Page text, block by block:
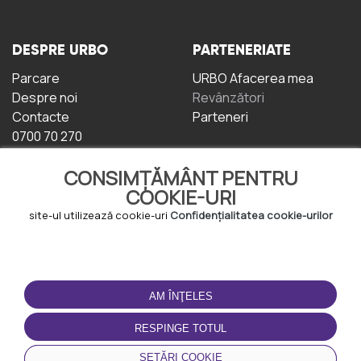
CONSIMȚĂMÂNT PENTRU
COOKIE-URI
site-ul utilizează cookie-uri Confidențialitatea cookie-urilor
AM ÎNŢELES
RESPINGE TOTUL
SETĂRI COOKIE
DESPRE URBO
Parcare
Despre noi
Contacte
0700 70 270
PARTENERIATE
URBO Afacerea mea
Revânzători
Parteneri
TERMENI DE UTILIZARE
Termeni și condiții
Politica de
Confidențialitate
Politica de cookie-uri
DESCĂRCAȚI
APLICAȚIA